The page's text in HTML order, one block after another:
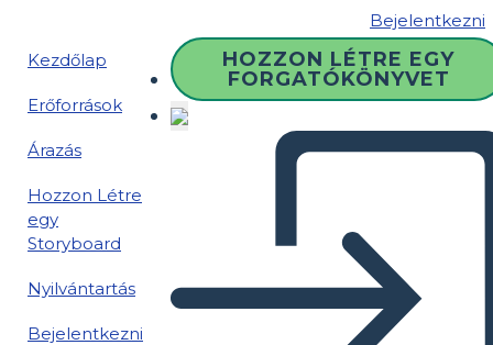
Bejelentkezni
Kezdőlap
Erőforrások
Árazás
Hozzon Létre
egy
Storyboard
Nyilvántartás
Bejelentkezni
HOZZON LÉTRE EGY
FORGATÓKÖNYVET